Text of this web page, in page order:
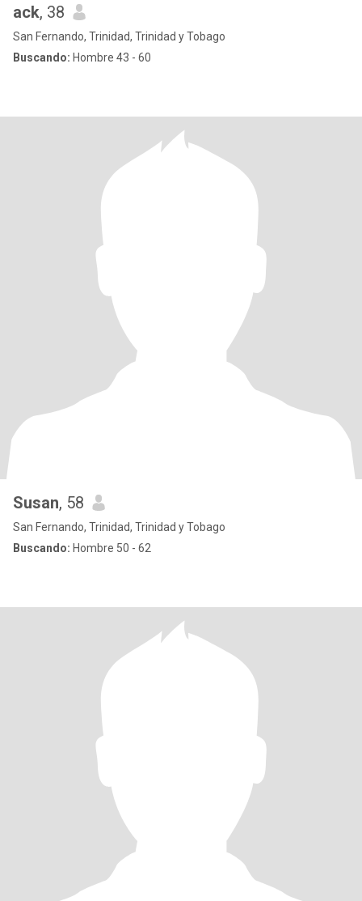
ack, 38
San Fernando, Trinidad, Trinidad y Tobago
Buscando: Hombre 43 - 60
Susan, 58
San Fernando, Trinidad, Trinidad y Tobago
Buscando: Hombre 50 - 62